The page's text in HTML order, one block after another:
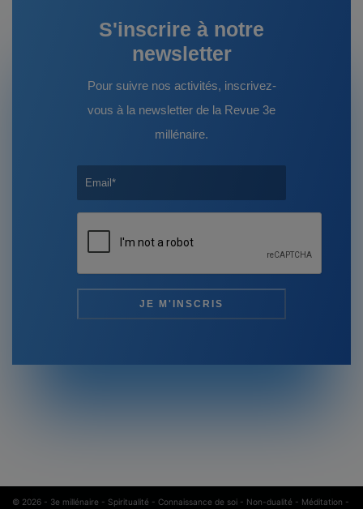
S'inscrire à notre
newsletter
Pour suivre nos activités, inscrivez-
vous à la newsletter de la Revue 3e
millénaire.
© 2026 - 3e millénaire - Spiritualité - Connaissance de soi - Non-dualité - Méditation -